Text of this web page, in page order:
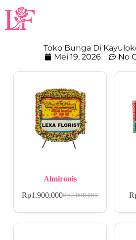
Toko Bunga Di
Mei 19, 2026
No
Almironis
Rp2.000.000
Rp1.900.000